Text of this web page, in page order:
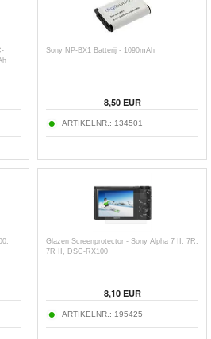
Sony NP-BX1 Batterij - 1090mAh
8,50EUR
ARTIKELNR.: 134501
Glazen Screenprotector - Sony Alpha 7 II, 7R,
7R II, DSC-RX100
8,10EUR
ARTIKELNR.: 195425